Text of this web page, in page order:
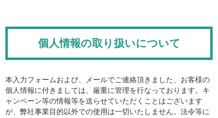
個人情報の取り扱いについて
本入力フォームおよび、メールでご連絡頂きました、お客様の
個人情報に付きましては、厳重に管理を行なっております。キ
ャンペーン等の情報等を送らせていただくことはございます
が、弊社事業目的以外での使用は一切いたしません。法令等に